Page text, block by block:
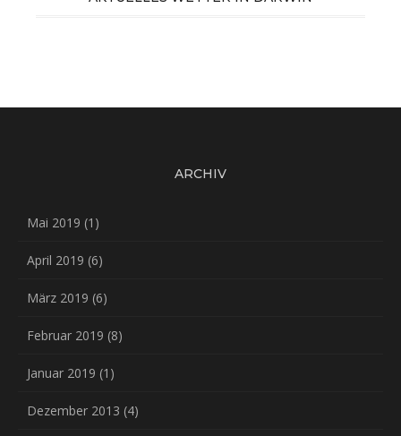
ARCHIV
Mai 2019 (1)
April 2019 (6)
März 2019 (6)
Februar 2019 (8)
Januar 2019 (1)
Dezember 2013 (4)